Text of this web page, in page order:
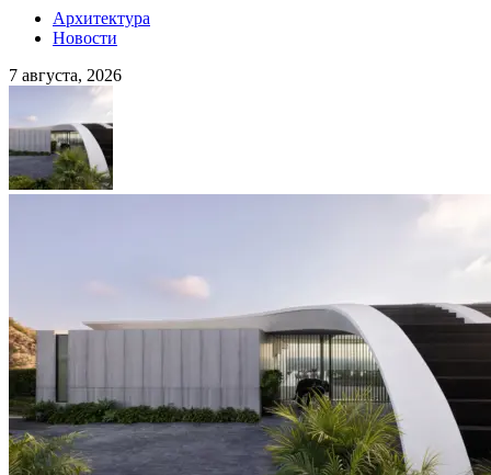
Архитектура
Новости
7 августа, 2026